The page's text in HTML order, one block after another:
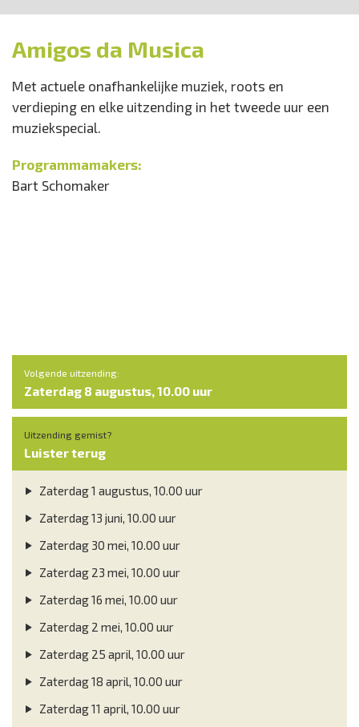
Amigos da Musica
Met actuele onafhankelijke muziek, roots en
verdieping en elke uitzending in het tweede uur een
muziekspecial.
Programmamakers:
Bart Schomaker
Volgende uitzending:
Zaterdag 8 augustus, 10.00 uur
Uitzending gemist?
Luister terug
Zaterdag 1 augustus, 10.00 uur
Zaterdag 13 juni, 10.00 uur
Zaterdag 30 mei, 10.00 uur
Zaterdag 23 mei, 10.00 uur
Zaterdag 16 mei, 10.00 uur
Zaterdag 2 mei, 10.00 uur
Zaterdag 25 april, 10.00 uur
Zaterdag 18 april, 10.00 uur
Zaterdag 11 april, 10.00 uur